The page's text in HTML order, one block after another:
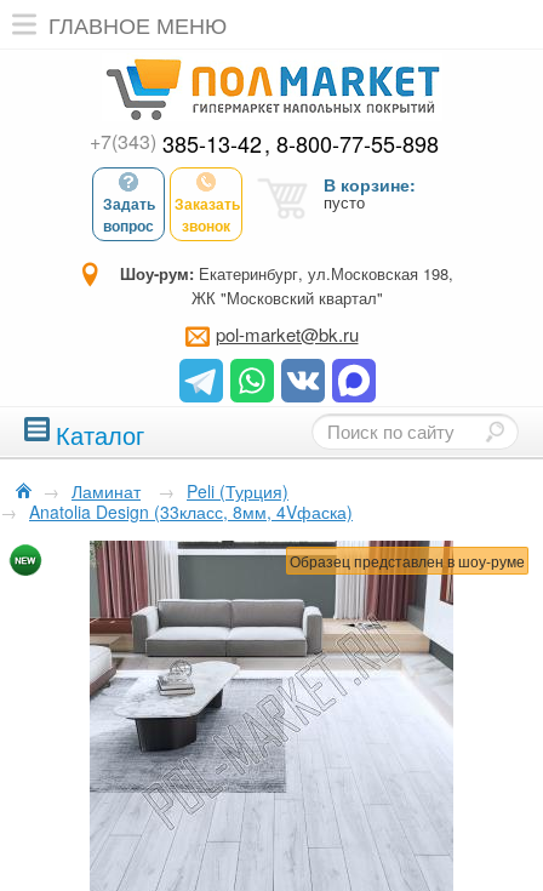
ГЛАВНОЕ МЕНЮ
+7(343) 385-13-42 8-800-77-55-898
Задать
вопрос
Заказать
звонок
В корзине:
пусто
Шоу-рум: Екатеринбург, ул.Московская 198,
ЖК "Московский квартал"
pol-market@bk.ru
Каталог
→ Ламинат → Peli (Турция)
→ Anatolia Design (33класс, 8мм, 4Vфаска)
Образец представлен в шоу-руме